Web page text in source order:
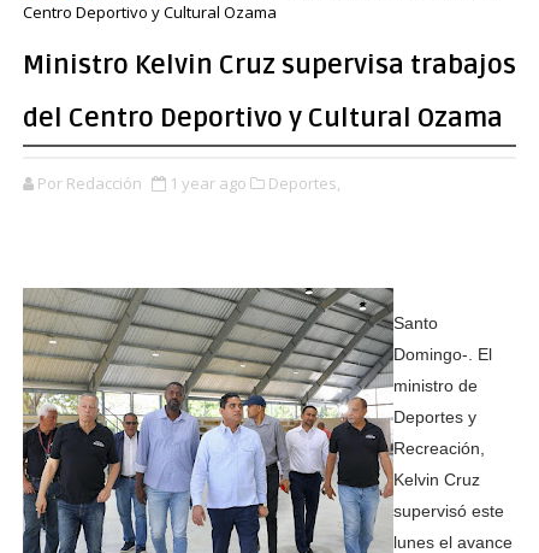
Centro Deportivo y Cultural Ozama
Ministro Kelvin Cruz supervisa trabajos
del Centro Deportivo y Cultural Ozama
Por Redacción 1 year ago Deportes,
Santo
Domingo-. El
ministro de
Deportes y
Recreación,
Kelvin Cruz
supervisó este
lunes el avance